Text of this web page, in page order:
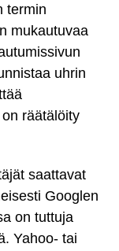
termin
mukautuvaa
uhrin
räätälöity
saattavat
Googlen
on tuttuja
Yahoo- tai